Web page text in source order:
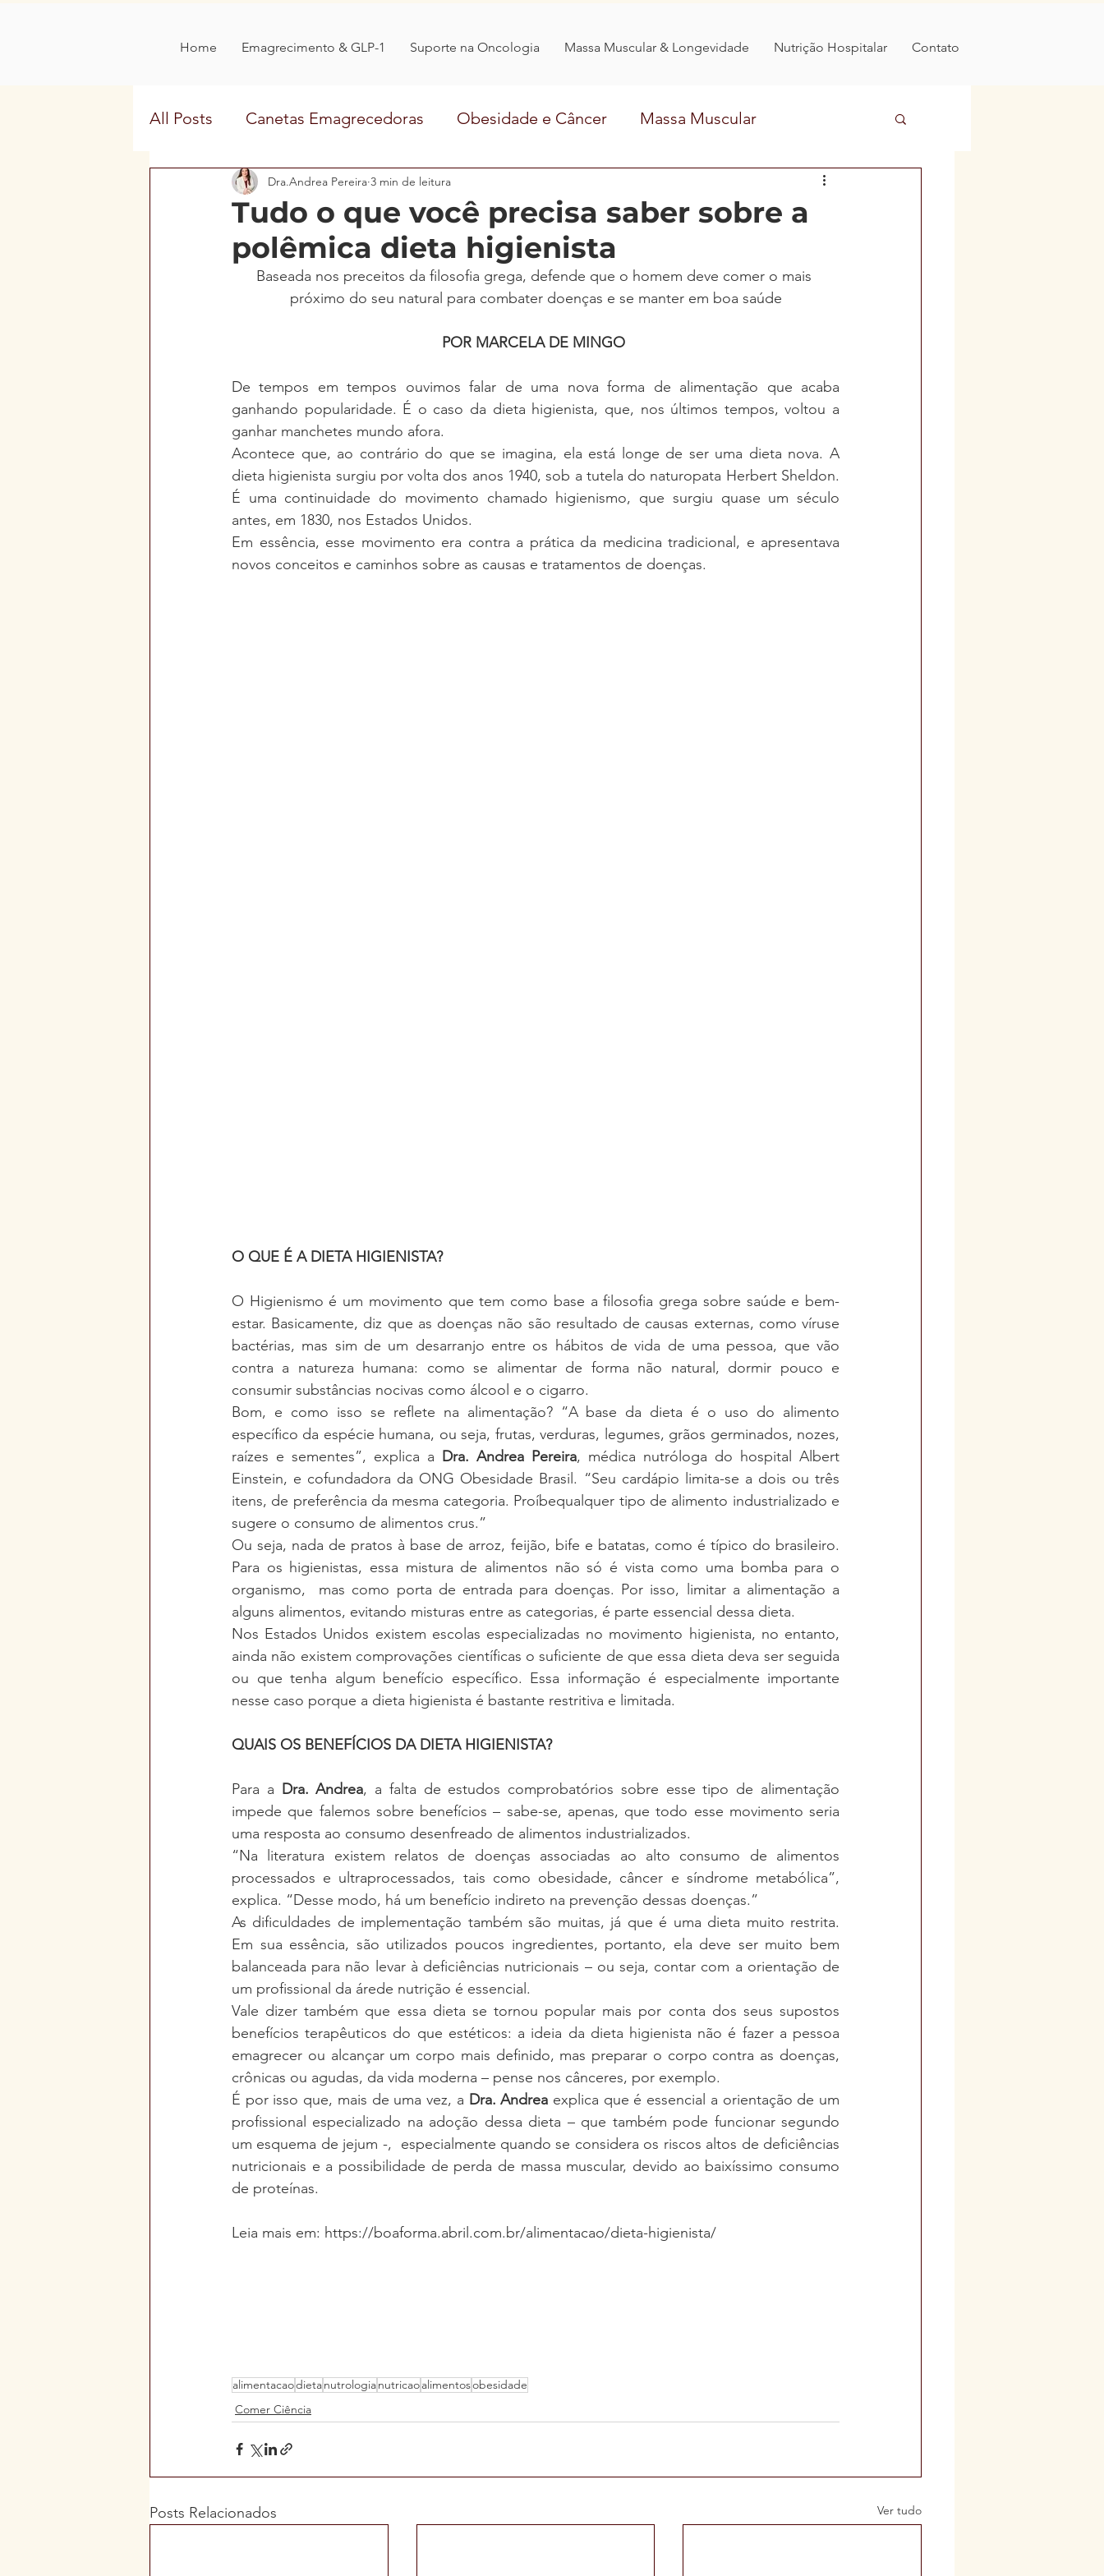
Home Emagrecimento & GLP-1 Suporte na Oncologia Massa Muscular & Longevidade Nutrição Hospitalar Contato
All Posts Canetas Emagrecedoras Obesidade e Câncer Massa Muscular
Nutrologia na Mídia Comer Ciência
Tudo o que você precisa saber sobre a
polêmica dieta higienista
Dra.Andrea Pereira 3 min de leitura
Baseada nos preceitos da filosofia grega, defende que o homem deve comer o mais
próximo do seu natural para combater doenças e se manter em boa saúde
POR MARCELA DE MINGO
De tempos em tempos ouvimos falar de uma nova forma de alimentação que acaba
ganhando popularidade. É o caso da dieta higienista, que, nos últimos tempos, voltou a
ganhar manchetes mundo afora.
Acontece que, ao contrário do que se imagina, ela está longe de ser uma dieta nova. A
dieta higienista surgiu por volta dos anos 1940, sob a tutela do naturopata Herbert Sheldon.
É uma continuidade do movimento chamado higienismo, que surgiu quase um século
antes, em 1830, nos Estados Unidos.
Em essência, esse movimento era contra a prática da medicina tradicional, e apresentava
novos conceitos e caminhos sobre as causas e tratamentos de doenças.
O QUE É A DIETA HIGIENISTA?
O Higienismo é um movimento que tem como base a filosofia grega sobre saúde e bem-
estar. Basicamente, diz que as doenças não são resultado de causas externas, como víruse
bactérias, mas sim de um desarranjo entre os hábitos de vida de uma pessoa, que vão
contra a natureza humana: como se alimentar de forma não natural, dormir pouco e
consumir substâncias nocivas como álcool e o cigarro.
Bom, e como isso se reflete na alimentação? “A base da dieta é o uso do alimento
específico da espécie humana, ou seja, frutas, verduras, legumes, grãos germinados, nozes,
raízes e sementes”, explica a Dra. Andrea Pereira, médica nutróloga do hospital Albert
Einstein, e cofundadora da ONG Obesidade Brasil. “Seu cardápio limita-se a dois ou três
itens, de preferência da mesma categoria. Proíbequalquer tipo de alimento industrializado e
sugere o consumo de alimentos crus.”
Ou seja, nada de pratos à base de arroz, feijão, bife e batatas, como é típico do brasileiro.
Para os higienistas, essa mistura de alimentos não só é vista como uma bomba para o
organismo,  mas como porta de entrada para doenças. Por isso, limitar a alimentação a
alguns alimentos, evitando misturas entre as categorias, é parte essencial dessa dieta.
Nos Estados Unidos existem escolas especializadas no movimento higienista, no entanto,
ainda não existem comprovações científicas o suficiente de que essa dieta deva ser seguida
ou que tenha algum benefício específico. Essa informação é especialmente importante
nesse caso porque a dieta higienista é bastante restritiva e limitada.
QUAIS OS BENEFÍCIOS DA DIETA HIGIENISTA?
Para a Dra. Andrea, a falta de estudos comprobatórios sobre esse tipo de alimentação
impede que falemos sobre benefícios – sabe-se, apenas, que todo esse movimento seria
uma resposta ao consumo desenfreado de alimentos industrializados.
“Na literatura existem relatos de doenças associadas ao alto consumo de alimentos
processados e ultraprocessados, tais como obesidade, câncer e síndrome metabólica”,
explica. “Desse modo, há um benefício indireto na prevenção dessas doenças.”
As dificuldades de implementação também são muitas, já que é uma dieta muito restrita.
Em sua essência, são utilizados poucos ingredientes, portanto, ela deve ser muito bem
balanceada para não levar à deficiências nutricionais – ou seja, contar com a orientação de
um profissional da árede nutrição é essencial.
Vale dizer também que essa dieta se tornou popular mais por conta dos seus supostos
benefícios terapêuticos do que estéticos: a ideia da dieta higienista não é fazer a pessoa
emagrecer ou alcançar um corpo mais definido, mas preparar o corpo contra as doenças,
crônicas ou agudas, da vida moderna – pense nos cânceres, por exemplo.
É por isso que, mais de uma vez, a Dra. Andrea explica que é essencial a orientação de um
profissional especializado na adoção dessa dieta – que também pode funcionar segundo
um esquema de jejum -,  especialmente quando se considera os riscos altos de deficiências
nutricionais e a possibilidade de perda de massa muscular, devido ao baixíssimo consumo
de proteínas.
Leia mais em: https://boaforma.abril.com.br/alimentacao/dieta-higienista/
alimentacaodietanutrologianutricaoalimentosobesidade
Comer Ciência
Posts Relacionados Ver tudo